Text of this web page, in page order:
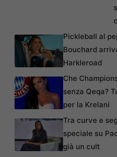
Pickleball al
Bouchard
Harkleroad
Che
senza Qeqa?
per la Krelani
Tra curve e
speciale su
già un cult